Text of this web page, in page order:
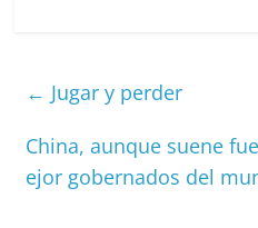
e
b
o
o
l s
p
p
← Jugar y perder
China, aunque suene
ejor gobernados del